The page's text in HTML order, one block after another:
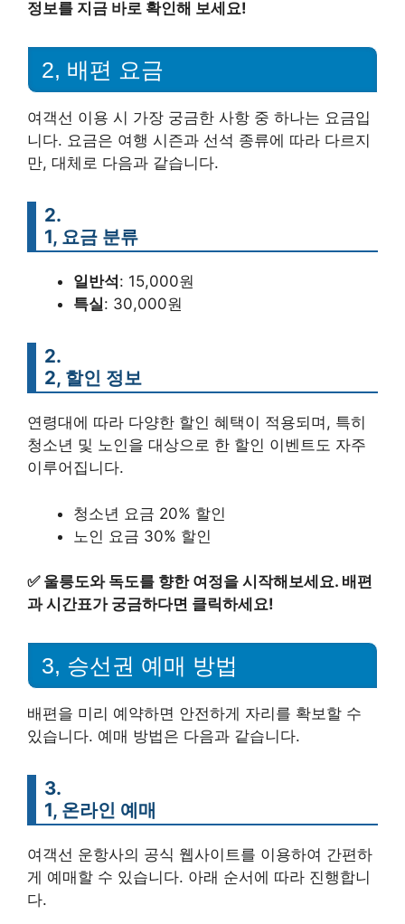
정보를 지금 바로 확인해 보세요!
2, 배편 요금
여객선 이용 시 가장 궁금한 사항 중 하나는 요금입
니다. 요금은 여행 시즌과 선석 종류에 따라 다르지
만, 대체로 다음과 같습니다.
2.
1, 요금 분류
일반석 : 15,000원
특실: 30,000원
2.
2, 할인 정보
연령대에 따라 다양한 할인 혜택이 적용되며, 특히
청소년 및 노인을 대상으로 한 할인 이벤트도 자주
이루어집니다.
청소년 요금 20% 할인
노인 요금 30% 할인
✅ 울릉도와 독도를 향한 여정을 시작해보세요. 배편
과 시간표가 궁금하다면 클릭하세요!
3, 승선권 예매 방법
배편을 미리 예약하면 안전하게 자리를 확보할 수
있습니다. 예매 방법은 다음과 같습니다.
3.
1, 온라인 예매
여객선 운항사의 공식 웹사이트를 이용하여 간편하
게 예매할 수 있습니다. 아래 순서에 따라 진행합니
다.